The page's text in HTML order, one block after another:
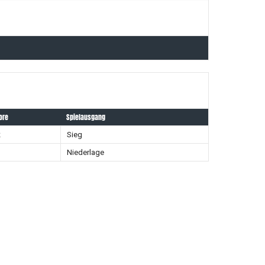
Spielausgang
Sieg
Niederlage